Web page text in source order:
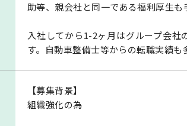
助等、親会社と同一である福利厚生も
入社してから1-2ヶ月はグループ会
す。自動車整備士等からの転職実績も
【募集背景】
組織強化の為